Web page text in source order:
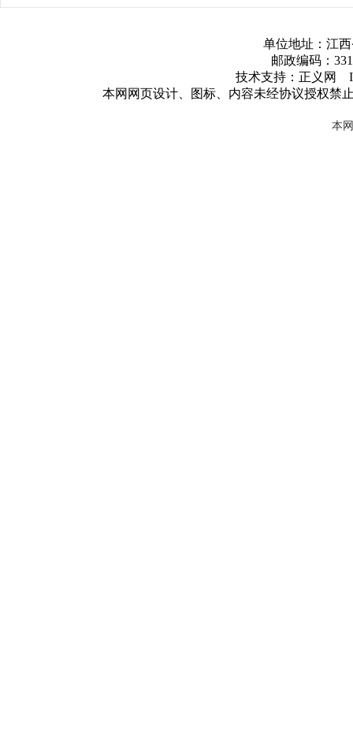
单位地址：江
邮政编码：
技术支持：正义网
本网网页设计、图标、内容未经协议授权禁
本